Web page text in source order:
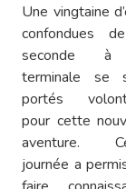
Une vingtaine
confondues
seconde
terminale se
portés
pour cette
aventure.
journée a